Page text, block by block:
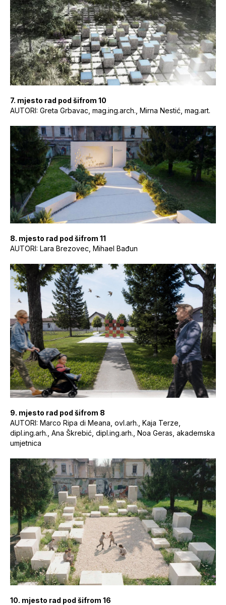
7. mjesto rad pod šifrom 10
AUTORI: Greta Grbavac, mag.ing.arch., Mirna Nestić, mag.art.
8. mjesto rad pod šifrom 11
AUTORI: Lara Brezovec, Mihael Bađun
9. mjesto rad pod šifrom 8
AUTORI: Marco Ripa di Meana, ovl.arh., Kaja Terze,
dipl.ing.arh., Ana Škrebić, dipl.ing.arh., Noa Geras, akademska
umjetnica
10. mjesto rad pod šifrom 16